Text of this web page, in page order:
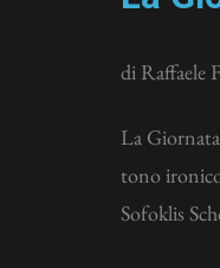
di Raffaele
La
tono
Sofoklis